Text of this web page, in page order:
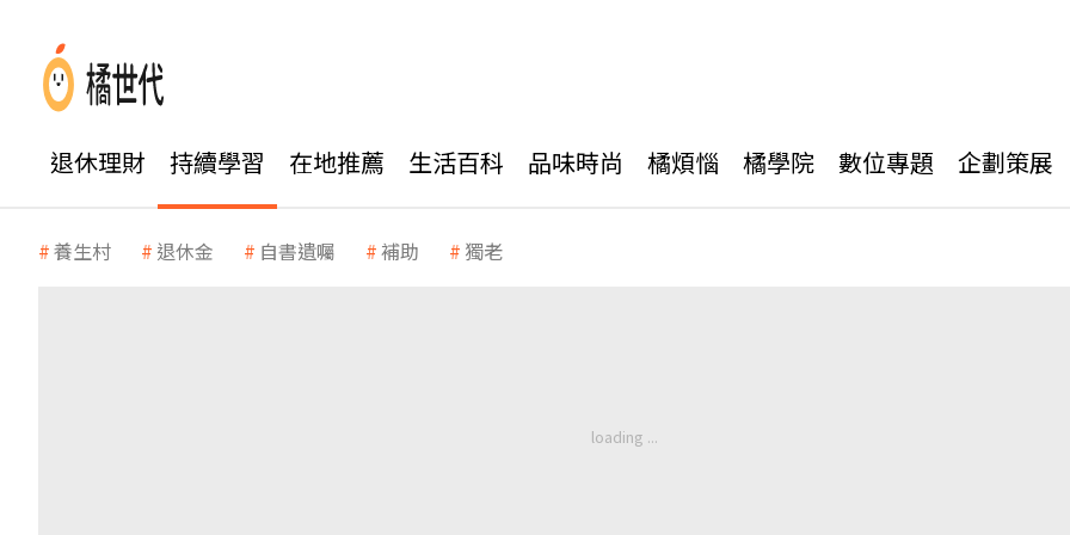
退休理財 持續學習 在地推薦 生活百科 品味時尚 橘煩惱 橘學院 數位專題 企劃策展
養生村 退休金 自書遺囑 補助 獨老